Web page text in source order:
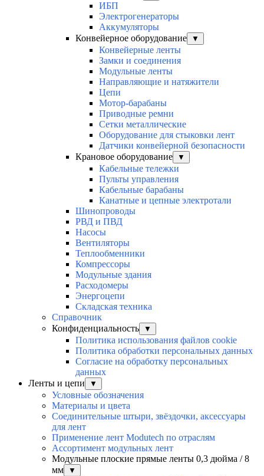
ИБП
Электрогенераторы
Аккумуляторы
Конвейерное оборудование
▼
Конвейерные ленты
Замки и соединения
Модульные ленты
Направляющие и натяжители
Цепи
Мотор-барабаны
Приводные ремни
Сетки металлические
Оборудование для стыковки лент
Датчики конвейерной безопасности
Крановое оборудование
▼
Кабельные тележки
Пульты управления
Кабельные барабаны
Канатные и цепные электротали
Шинопроводы
РВД и ПВД
Насосы
Вентиляторы
Теплообменники
Компрессоры
Модульные здания
Расходомеры
Энергоцепи
Складская техника
Справочник
Конфиденциальность
▼
Политика использования файлов cookie
Политика обработки персональных данных
Согласие на обработку персональных
данных
Ленты и цепи
▼
Условные обозначения
Материалы и цвета
Соединительные штыри, звёздочки, аксессуары
для лент
Применение лент Modutech по отраслям
Ассортимент модульных лент
Модульные плоские прямые ленты 0,3 дюйма / 8
мм
▼